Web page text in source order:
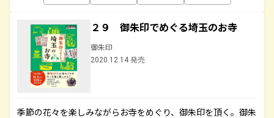
２９ 御朱印でめぐる埼玉のお寺
御朱印
2020.12.14 発売
季節の花々を楽しみながらお寺をめぐり、御朱印を頂く。御朱